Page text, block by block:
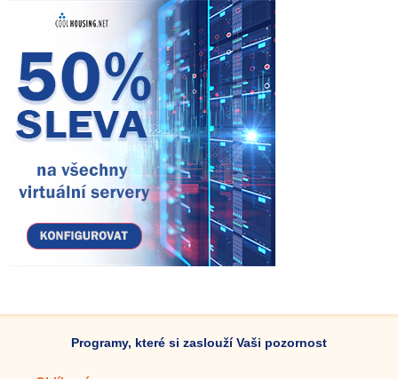
Programy, které si zaslouží Vaši pozornost